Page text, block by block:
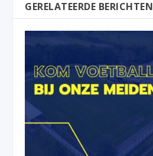
GERELATEERDE BERICHTEN